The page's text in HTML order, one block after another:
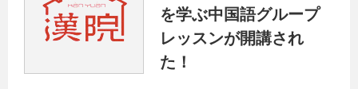
を学ぶ中国語グループ
レッスンが開講され
た！